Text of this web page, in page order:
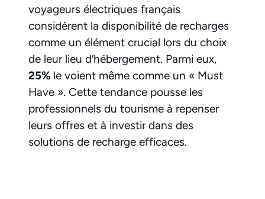
voyageurs électriques français
considèrent la disponibilité de recharges
comme un élément crucial lors du choix
de leur lieu d’hébergement. Parmi eux,
25% le voient même comme un « Must
Have ». Cette tendance pousse les
professionnels du tourisme à repenser
leurs offres et à investir dans des
solutions de recharge efficaces.